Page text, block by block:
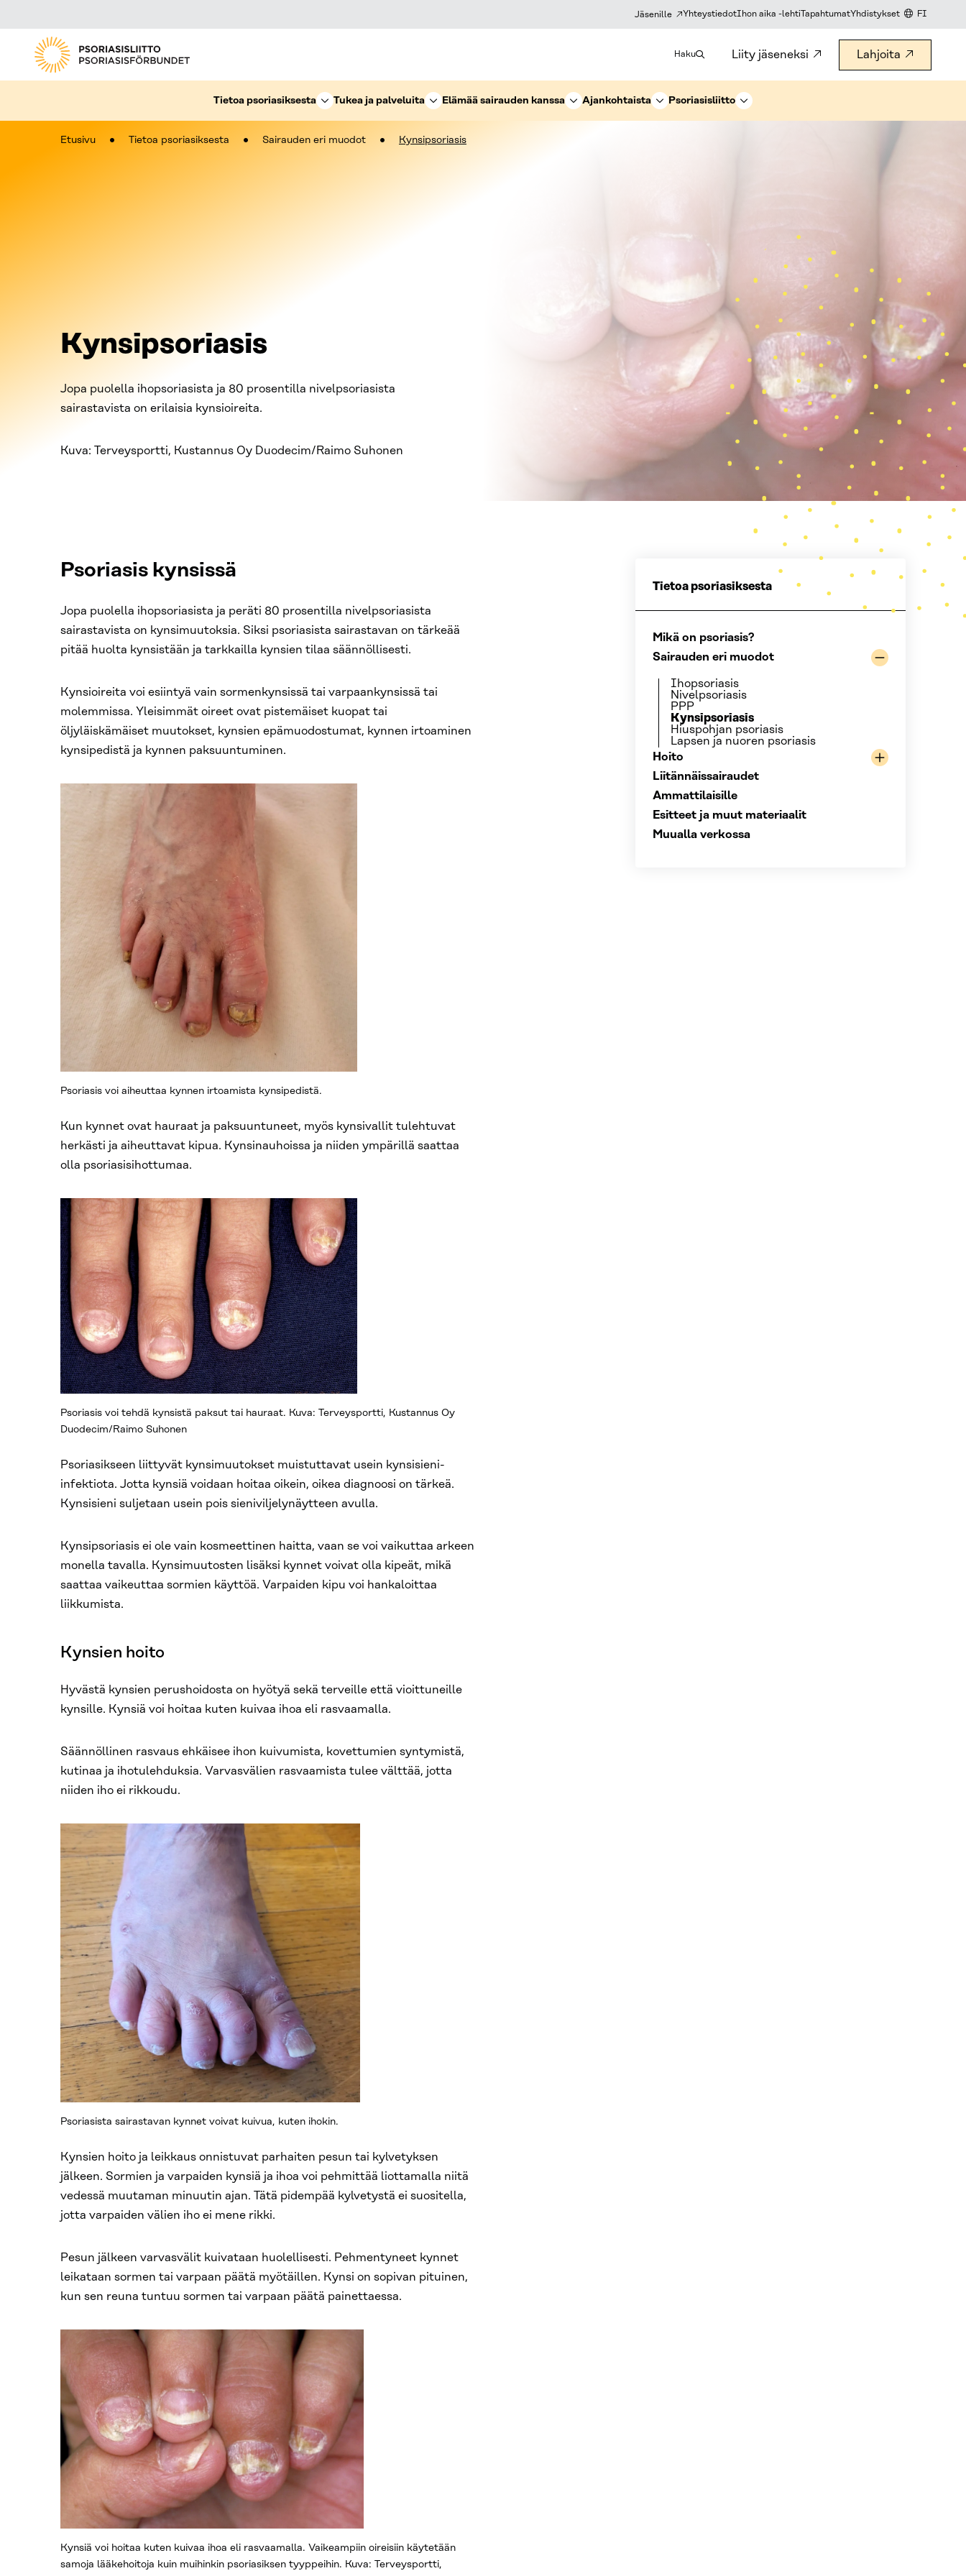
Jäsenille YhteystiedotIhon aika -lehtiTapahtumatYhdistykset FI
Haku Liity jäseneksi Lahjoita
Tietoa psoriasiksesta Tukea ja palveluita Elämää sairauden kanssa Ajankohtaista Psoriasisliitto
Etusivu Tietoa psoriasiksesta Sairauden eri muodot Kynsipsoriasis
Kynsipsoriasis
Jopa puolella ihopsoriasista ja 80 prosentilla nivelpsoriasista
sairastavista on erilaisia kynsioireita.
Kuva: Terveysportti, Kustannus Oy Duodecim/Raimo Suhonen
Psoriasis kynsissä
Jopa puolella ihopsoriasista ja peräti 80 prosentilla nivelpsoriasista
sairastavista on kynsimuutoksia. Siksi psoriasista sairastavan on tärkeää
pitää huolta kynsistään ja tarkkailla kynsien tilaa säännöllisesti.
Kynsioireita voi esiintyä vain sormenkynsissä tai varpaankynsissä tai
molemmissa. Yleisimmät oireet ovat pistemäiset kuopat tai
öljyläiskämäiset muutokset, kynsien epämuodostumat, kynnen irtoaminen
kynsipedistä ja kynnen paksuuntuminen.
Psoriasis voi aiheuttaa kynnen irtoamista kynsipedistä.
Kun kynnet ovat hauraat ja paksuuntuneet, myös kynsivallit tulehtuvat
herkästi ja aiheuttavat kipua. Kynsinauhoissa ja niiden ympärillä saattaa
olla psoriasisihottumaa.
Psoriasis voi tehdä kynsistä paksut tai hauraat. Kuva: Terveysportti, Kustannus Oy
Duodecim/Raimo Suhonen
Psoriasikseen liittyvät kynsimuutokset muistuttavat usein kynsisieni-
infektiota. Jotta kynsiä voidaan hoitaa oikein, oikea diagnoosi on tärkeä.
Kynsisieni suljetaan usein pois sieniviljelynäytteen avulla.
Kynsipsoriasis ei ole vain kosmeettinen haitta, vaan se voi vaikuttaa arkeen
monella tavalla. Kynsimuutosten lisäksi kynnet voivat olla kipeät, mikä
saattaa vaikeuttaa sormien käyttöä. Varpaiden kipu voi hankaloittaa
liikkumista.
Kynsien hoito
Hyvästä kynsien perushoidosta on hyötyä sekä terveille että vioittuneille
kynsille. Kynsiä voi hoitaa kuten kuivaa ihoa eli rasvaamalla.
Säännöllinen rasvaus ehkäisee ihon kuivumista, kovettumien syntymistä,
kutinaa ja ihotulehduksia. Varvasvälien rasvaamista tulee välttää, jotta
niiden iho ei rikkoudu.
Psoriasista sairastavan kynnet voivat kuivua, kuten ihokin.
Kynsien hoito ja leikkaus onnistuvat parhaiten pesun tai kylvetyksen
jälkeen. Sormien ja varpaiden kynsiä ja ihoa voi pehmittää liottamalla niitä
vedessä muutaman minuutin ajan. Tätä pidempää kylvetystä ei suositella,
jotta varpaiden välien iho ei mene rikki.
Pesun jälkeen varvasvälit kuivataan huolellisesti. Pehmentyneet kynnet
leikataan sormen tai varpaan päätä myötäillen. Kynsi on sopivan pituinen,
kun sen reuna tuntuu sormen tai varpaan päätä painettaessa.
Kynsiä voi hoitaa kuten kuivaa ihoa eli rasvaamalla. Vaikeampiin oireisiin käytetään
samoja lääkehoitoja kuin muihinkin psoriasiksen tyyppeihin. Kuva: Terveysportti,
Tietoa psoriasiksesta
Mikä on psoriasis?
Sairauden eri muodot
Ihopsoriasis
Nivelpsoriasis
PPP
Kynsipsoriasis
Hiuspohjan psoriasis
Lapsen ja nuoren psoriasis
Hoito
Liitännäissairaudet
Ammattilaisille
Esitteet ja muut materiaalit
Muualla verkossa